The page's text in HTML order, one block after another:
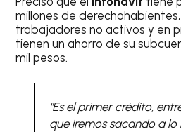
millones de
trabajadores no activos y en
tienen un ahorro de su
mil pesos.
"Es el primer crédito,
que iremos sacando a lo